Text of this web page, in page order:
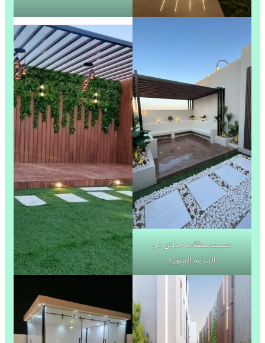
تصميم مظلات حدائق في
المدينة المنورة